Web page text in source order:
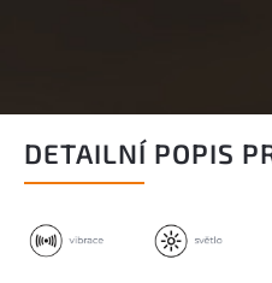
DETAILNÍ POPIS